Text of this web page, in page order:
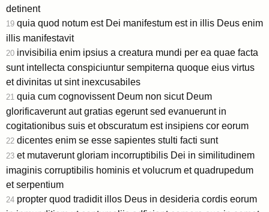
detinent
19 quia quod notum est Dei manifestum est in illis Deus enim
illis manifestavit
20 invisibilia enim ipsius a creatura mundi per ea quae facta
sunt intellecta conspiciuntur sempiterna quoque eius virtus
et divinitas ut sint inexcusabiles
21 quia cum cognovissent Deum non sicut Deum
glorificaverunt aut gratias egerunt sed evanuerunt in
cogitationibus suis et obscuratum est insipiens cor eorum
22 dicentes enim se esse sapientes stulti facti sunt
23 et mutaverunt gloriam incorruptibilis Dei in similitudinem
imaginis corruptibilis hominis et volucrum et quadrupedum
et serpentium
24 propter quod tradidit illos Deus in desideria cordis eorum